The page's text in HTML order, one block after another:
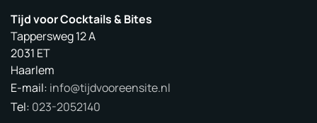
Tijd voor Cocktails & Bites
Tappersweg 12 A
2031 ET
Haarlem
E-mail: info@tijdvooreensite.nl
Tel: 023-2052140